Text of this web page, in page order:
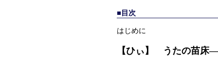
■目次
はじめに
【ひぃ】 うたの苗床